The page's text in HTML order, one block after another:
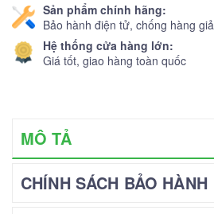
Sản phẩm chính hãng:
Bảo hành điện tử, chống hàng giả
Hệ thống cửa hàng lớn:
Giá tốt, giao hàng toàn quốc
MÔ TẢ
CHÍNH SÁCH BẢO HÀNH